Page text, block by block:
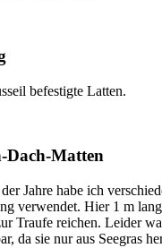
befestigte Latten.
Dach-Matten
Jahre habe ich
verwendet. Hier 1 m
Traufe reichen. Leider
da sie nur aus Seegras